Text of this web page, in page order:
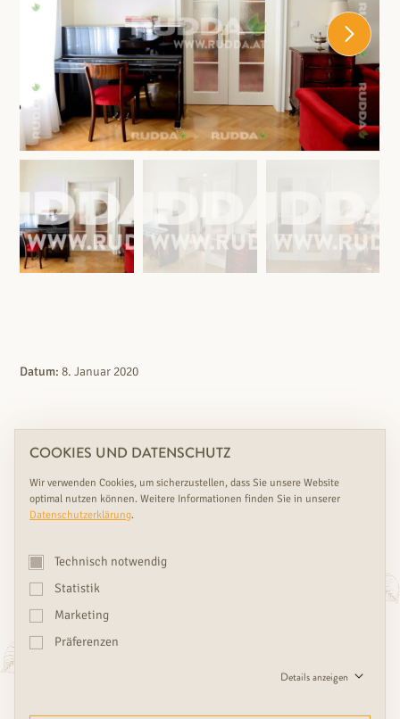
Datum:8. Januar 2020
WEITERE RUDDA ARTIKEL, DIE SIE
INTERESSIEREN KÖNNTEN
COOKIES UND DATENSCHUTZ
Wir verwenden Cookies, um sicherzustellen, dass Sie unsere Website
optimal nutzen können. Weitere Informationen finden Sie in unserer
Datenschutzerklärung.
Technisch notwendig
Statistik
Marketing
Präferenzen
Details anzeigen